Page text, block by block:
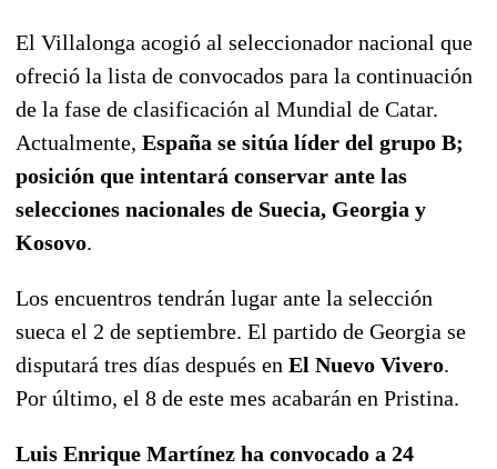
El Villalonga acogió al seleccionador nacional que
ofreció la lista de convocados para la continuación
de la fase de clasificación al Mundial de Catar.
Actualmente, España se sitúa líder del grupo B;
posición que intentará conservar ante las
selecciones nacionales de Suecia, Georgia y
Kosovo.
Los encuentros tendrán lugar ante la selección
sueca el 2 de septiembre. El partido de Georgia se
disputará tres días después en El Nuevo Vivero.
Por último, el 8 de este mes acabarán en Pristina.
Luis Enrique Martínez ha convocado a 24